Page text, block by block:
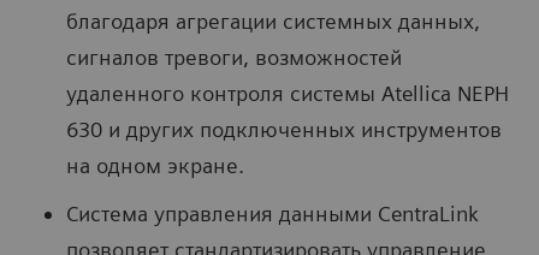
благодаря агрегации системных данных,
сигналов тревоги, возможностей
удаленного контроля системы Atellica NEPH
630 и других подключенных инструментов
на одном экране.
Система управления данными CentraLink
позволяет стандартизировать управление